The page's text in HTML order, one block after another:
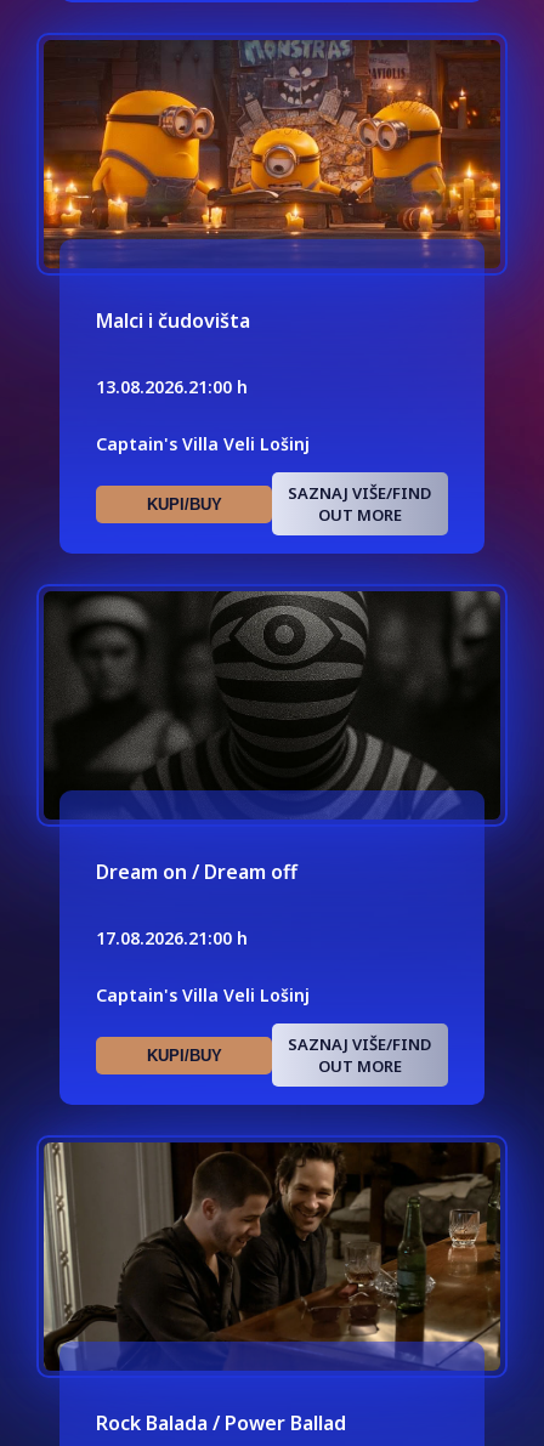
Malci i čudovišta
13.08.2026.21:00 h
Captain's Villa Veli Lošinj
KUPI/BUY
SAZNAJ VIŠE/FIND
OUT MORE
Dream on / Dream off
17.08.2026.21:00 h
Captain's Villa Veli Lošinj
KUPI/BUY
SAZNAJ VIŠE/FIND
OUT MORE
Rock Balada / Power Ballad